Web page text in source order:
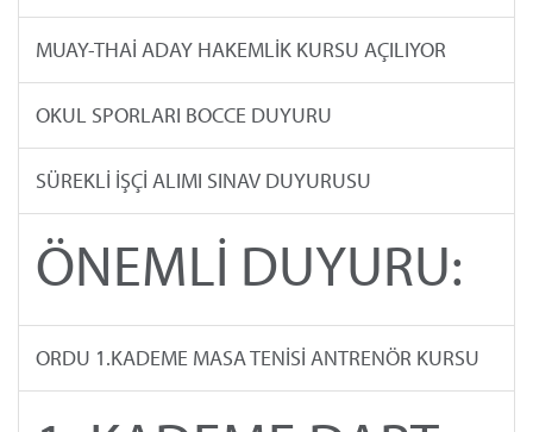
MUAY-THAİ ADAY HAKEMLİK KURSU AÇILIYOR
OKUL SPORLARI BOCCE DUYURU
SÜREKLİ İŞÇİ ALIMI SINAV DUYURUSU
ÖNEMLİ DUYURU:
ORDU 1.KADEME MASA TENİSİ ANTRENÖR KURSU